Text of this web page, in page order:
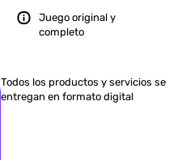
Juego original y
completo
Todos los productos y servicios se
entregan en formato digital